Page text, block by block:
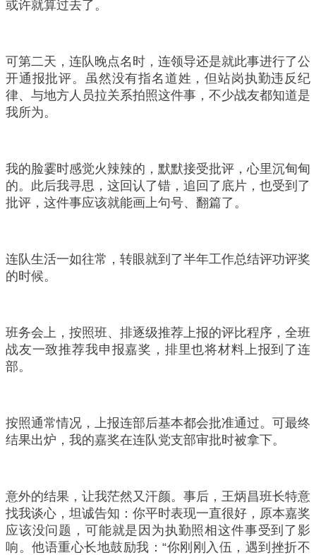
或许就算过去了。
可第二天，连队晚点名时，连领导还是就此事进行了公
开通报批评。虽然没有指名道姓，但站岗执勤违反纪
律、与地方人员拉关系拍照这件事，不少战友都知道是
我所为。
我的脸霎时感觉火辣辣的，默默接受批评，心里沉甸甸
的。此后我寻思，这回认了错，追回了底片，也受到了
批评，这件事应该就能画上句号、翻篇了。
连队生活一如往常，转眼就到了半年工作总结评功评奖
的时候。
班务会上，按照班、排逐级推荐上报的评比程序，全班
战友一致推荐我申报嘉奖，排里也将材料上报到了连
部。
按照通常情况，上报连部后基本都会批准通过。可最终
结果出炉，我的嘉奖在连队党支部审批时被拿下。
意外的结果，让我茫然又汗颜。事后，王炳昌班长特意
找我谈心，坦诚告知：你平时表现一直很好，原本嘉奖
应该没问题，可能就是因为执勤照相这件事受到了影
响。他语重心长地鼓励我：“你刚刚入伍，遇到挫折不